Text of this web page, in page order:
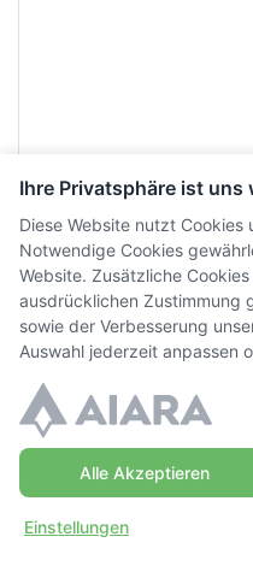
Arsenal Vienna,
Occasion
CHF 230.00
© Copyright
Datenschutz
Zuhause
Ihre Privatsphäre ist uns
Diese Website nutzt
Notwendige Cookies
Website. Zusätzliche
ausdrücklichen Zustimmung
sowie der Verbesserung
Auswahl jederzeit anpassen
Alle Akzeptieren
Einstellungen